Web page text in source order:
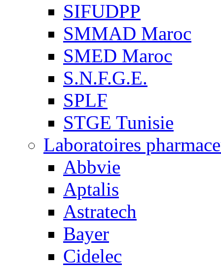
SIFUDPP
SMMAD Maroc
SMED Maroc
S.N.F.G.E.
SPLF
STGE Tunisie
Laboratoires
Abbvie
Aptalis
Astratech
Bayer
Cidelec